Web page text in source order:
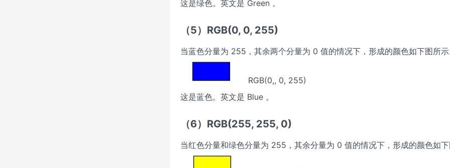
这是绿色。英文是 Green 。
（5）RGB(0, 0, 255)
当蓝色分量为 255，其余两个分量为 0 值的情况下，形成的颜色如下图所
RGB(0,, 0, 255)
这是蓝色。英文是 Blue 。
（6）RGB(255, 255, 0)
当红色分量和绿色分量为 255，其余分量为 0 值的情况下，形成的颜色如